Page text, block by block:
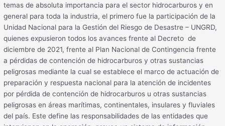
temas de absoluta importancia para el sector hidrocarburos y en
general para toda la industria, el primero fue la participación de la
Unidad Nacional para la Gestión del Riesgo de Desastre – UNGRD,
quienes expusieron todos los avances frente al Decreto de
diciembre de 2021, frente al Plan Nacional de Contingencia frente
a pérdidas de contención de hidrocarburos y otras sustancias
peligrosas mediante la cual se establece el marco de actuación de
preparación y respuesta nacional para la atención de incidentes
por pérdida de contención de hidrocarburos u otras sustancias
peligrosas en áreas marítimas, continentales, insulares y fluviales
del país. Este define las responsabilidades de las entidades que